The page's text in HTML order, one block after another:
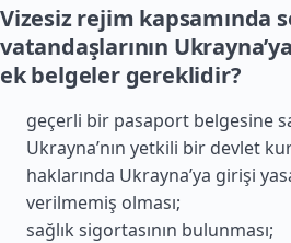
Vizesiz rejim kapsamında
vatandaşlarının
ek belgeler gereklidir?
geçerli bir pasaport belgesine
Ukrayna’nın yetkili bir devlet
haklarında Ukrayna’ya girişi
verilmemiş olması;
sağlık sigortasının bulunması;